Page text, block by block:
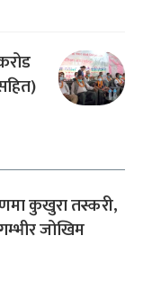
कुखुरा तस्करी,
जोखिम